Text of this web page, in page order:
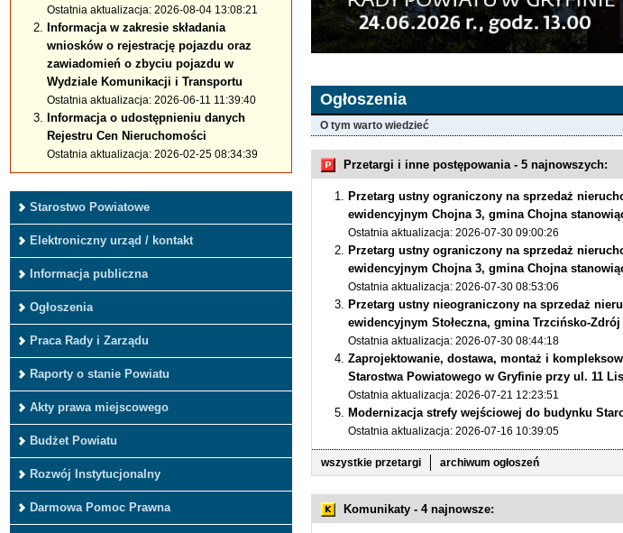
Ostatnia aktualizacja: 2026-08-04 13:08:21
Informacja w zakresie składania
wniosków o rejestrację pojazdu oraz
zawiadomień o zbyciu pojazdu w
Wydziale Komunikacji i Transportu
Ostatnia aktualizacja: 2026-06-11 11:39:40
Informacja o udostępnieniu danych
Rejestru Cen Nieruchomości
Ostatnia aktualizacja: 2026-02-25 08:34:39
Starostwo Powiatowe
Elektroniczny urząd / kontakt
Informacja publiczna
Ogłoszenia
Praca Rady i Zarządu
Raporty o stanie Powiatu
Akty prawa miejscowego
Budżet Powiatu
Rozwój Instytucjonalny
Darmowa Pomoc Prawna
Ogłoszenia
O tym warto wiedzieć
Przetargi i inne postępowania - 5 najnowszych:
Przetarg ustny ograniczony na sprzedaż
ewidencyjnym Chojna 3, gmina Chojna
Ostatnia aktualizacja: 2026-07-30 09:00:26
Przetarg ustny ograniczony na sprzedaż
ewidencyjnym Chojna 3, gmina Chojna
Ostatnia aktualizacja: 2026-07-30 08:53:06
Przetarg ustny nieograniczony na sprzedaż
ewidencyjnym Stołeczna, gmina Trzcińsko-
Ostatnia aktualizacja: 2026-07-30 08:44:18
Zaprojektowanie, dostawa, montaż i
Starostwa Powiatowego w Gryfinie przy ul. 11
Ostatnia aktualizacja: 2026-07-21 12:23:51
Modernizacja strefy wejściowej do budynku
Ostatnia aktualizacja: 2026-07-16 10:39:05
wszystkie przetargi archiwum ogłoszeń
Komunikaty - 4 najnowsze: